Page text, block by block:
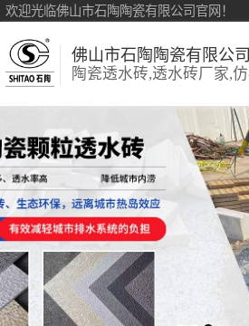
欢迎光临佛山市石陶陶瓷有限公司官网！
佛山市石陶陶瓷有限公司
生态陶瓷吸水砖
彩色透水砖
细面陶瓷透水砖
陶瓷PC砖